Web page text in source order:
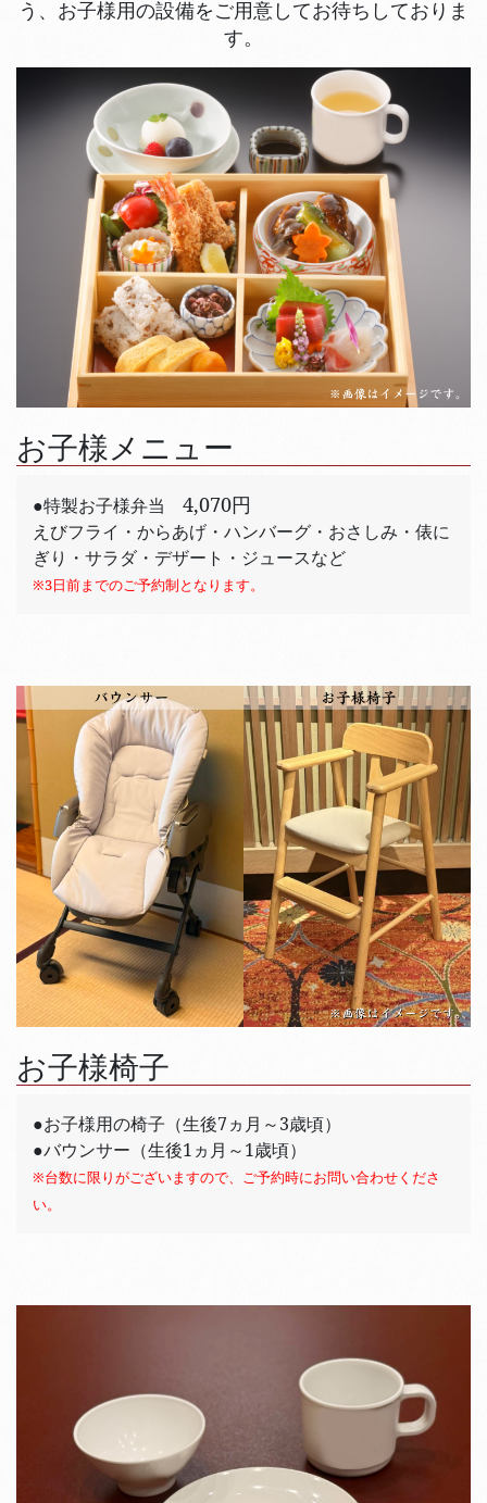
う、お子様用の設備をご用意してお待ちしておりま
す。
お子様メニュー
●特製お子様弁当 4,070円
えびフライ・からあげ・ハンバーグ・おさしみ・俵に
ぎり・サラダ・デザート・ジュースなど
※3日前までのご予約制となります。
お子様椅子
●お子様用の椅子（生後7ヵ月～3歳頃）
●バウンサー（生後1ヵ月～1歳頃）
※台数に限りがございますので、ご予約時にお問い合わせくださ
い。